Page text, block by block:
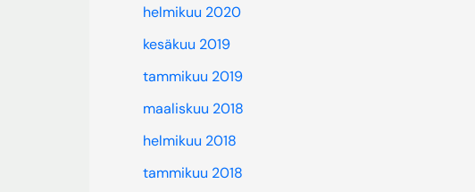
helmikuu 2020
kesäkuu 2019
tammikuu 2019
maaliskuu 2018
helmikuu 2018
tammikuu 2018